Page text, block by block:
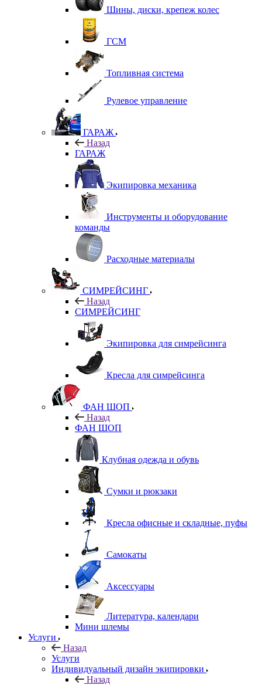
Шины, диски, крепеж колес
ГСМ
Топливная система
Рулевое управление
ГАРАЖ
Назад
ГАРАЖ
Экипировка механика
Инструменты и оборудование
команды
Расходные материалы
СИМРЕЙСИНГ
Назад
СИМРЕЙСИНГ
Экипировка для симрейсинга
Кресла для симрейсинга
ФАН ШОП
Назад
ФАН ШОП
Клубная одежда и обувь
Сумки и рюкзаки
Кресла офисные и складные, пуфы
Самокаты
Аксессуары
Литература, календари
Мини шлемы
Услуги
Назад
Услуги
Индивидуальный дизайн экипировки
Назад